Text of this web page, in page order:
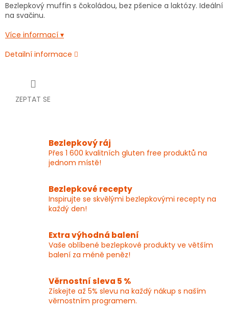
Bezlepkový muffin s čokoládou, bez pšenice a laktózy. Ideální
na svačinu.
Více informací ▾
Detailní informace
ZEPTAT SE
Bezlepkový ráj
Přes 1 600 kvalitních gluten free produktů na
jednom místě!
Bezlepkové recepty
Inspirujte se skvělými bezlepkovými recepty na
každý den!
Extra výhodná balení
Vaše oblíbené bezlepkové produkty ve větším
balení za méně peněz!
Věrnostní sleva 5 %
Získejte až 5% slevu na každý nákup s naším
věrnostním programem.